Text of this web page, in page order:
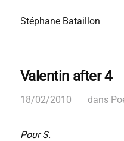
Stéphane Bataillon
Valentin after 4
18/02/2010 dans
Pour S.